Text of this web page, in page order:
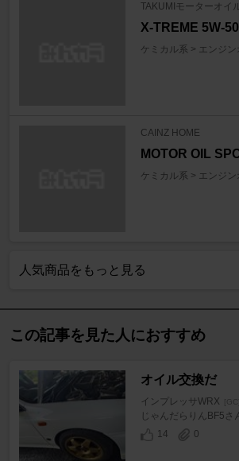
TAKUMIモーターオイ
X-TREME 5W-50
ケミカル系 > エンジン
CAINZ HOME
MOTOR OIL
ケミカル系 > エンジン
人気商品をもっと見る
この記事を見た人におすすめ
オイル交換だ
インプレッサWRX [GC]
じゃんだらりんBF5さ
14
0